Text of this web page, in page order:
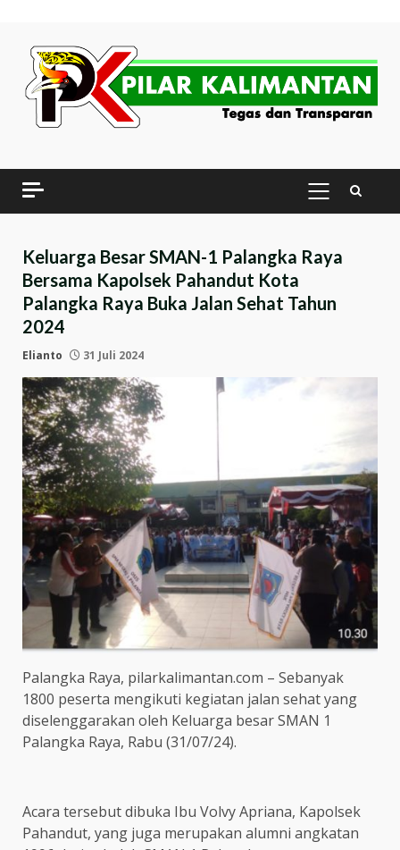
content
PRIMARY
MENU
Keluarga Besar SMAN-1 Palangka Raya
Bersama Kapolsek Pahandut Kota
Palangka Raya Buka Jalan Sehat Tahun
2024
Elianto 31 Juli 2024
Palangka Raya, pilarkalimantan.com – Sebanyak
1800 peserta mengikuti kegiatan jalan sehat yang
diselenggarakan oleh Keluarga besar SMAN 1
Palangka Raya, Rabu (31/07/24).
Acara tersebut dibuka Ibu Volvy Apriana, Kapolsek
Pahandut, yang juga merupakan alumni angkatan